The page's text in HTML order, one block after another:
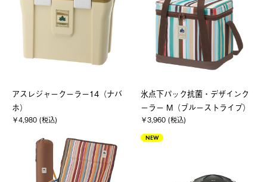
アスレジャークーラー14（ナバ
ホ）
￥4,980 (税込)
氷点下パック抗菌・デザインク
ーラー M（ブルーストライプ）
￥3,960 (税込)
NEW